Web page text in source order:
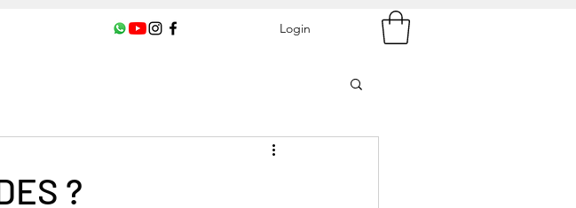
Login
?